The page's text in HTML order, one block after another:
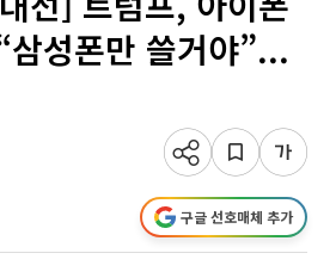
삼성폰만 쓸거야”...
구글 선호매체 추가